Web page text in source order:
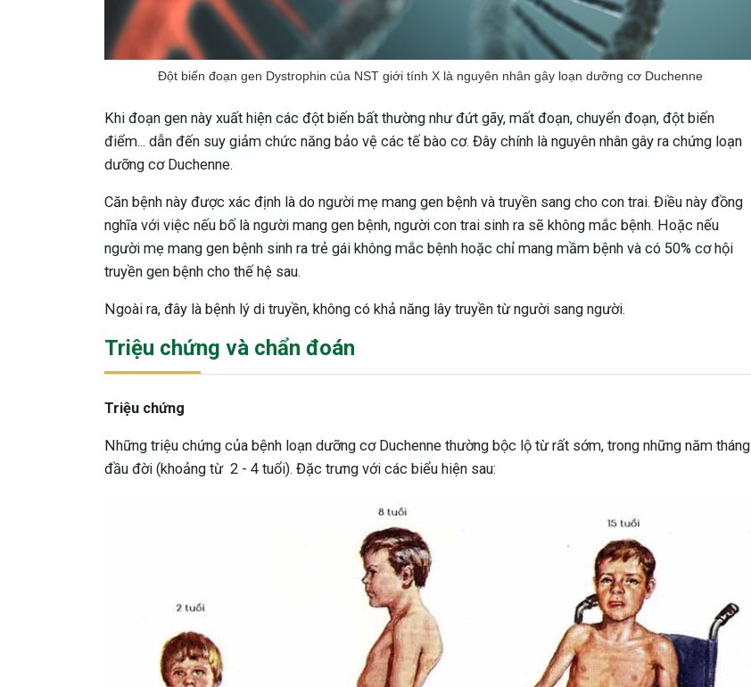
Đột biến đoạn gen Dystrophin của NST giới tính X là nguyên nhân gây loạn dưỡng cơ Duchenne
Khi đoạn gen này xuất hiện các đột biến bất thường như đứt gãy, mất đoạn, chuyển đoạn, đột biến
điểm... dẫn đến suy giảm chức năng bảo vệ các tế bào cơ. Đây chính là nguyên nhân gây ra chứng loạn
dưỡng cơ Duchenne.
Căn bệnh này được xác định là do người mẹ mang gen bệnh và truyền sang cho con trai. Điều này đồng
nghĩa với việc nếu bố là người mang gen bệnh, người con trai sinh ra sẽ không mắc bệnh. Hoặc nếu
người mẹ mang gen bệnh sinh ra trẻ gái không mắc bệnh hoặc chỉ mang mầm bệnh và có 50% cơ hội
truyền gen bệnh cho thế hệ sau.
Ngoài ra, đây là bệnh lý di truyền, không có khả năng lây truyền từ người sang người.
Triệu chứng và chẩn đoán
Triệu chứng
Những triệu chứng của bệnh loạn dưỡng cơ Duchenne thường bộc lộ từ rất sớm, trong những năm tháng
đầu đời (khoảng từ 2 - 4 tuổi). Đặc trưng với các biểu hiện sau: